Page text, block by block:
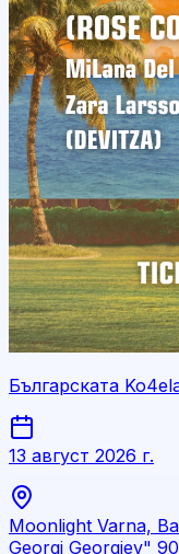
Българската
13 август 2026 г.
Moonlight Varna,
Georgi Georgiev"